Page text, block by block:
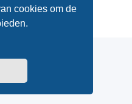
cookies om de
© phpBB Limited
door